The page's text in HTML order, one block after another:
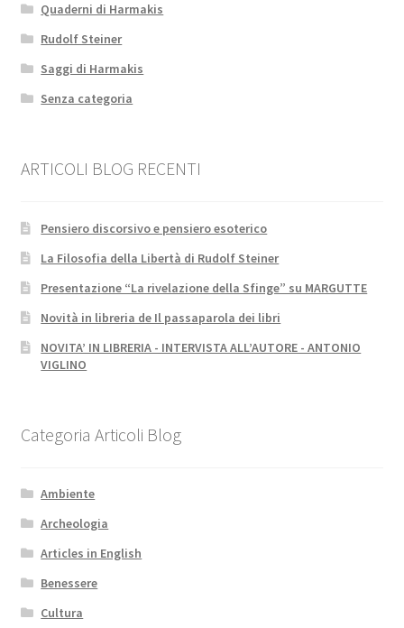
Quaderni di Harmakis
Rudolf Steiner
Saggi di Harmakis
Senza categoria
ARTICOLI BLOG RECENTI
Pensiero discorsivo e pensiero esoterico
La Filosofia della Libertà di Rudolf Steiner
Presentazione “La rivelazione della Sfinge” su MARGUTTE
Novità in libreria de Il passaparola dei libri
NOVITA’ IN LIBRERIA - INTERVISTA ALL’AUTORE - ANTONIO
VIGLINO
Categoria Articoli Blog
Ambiente
Archeologia
Articles in English
Benessere
Cultura